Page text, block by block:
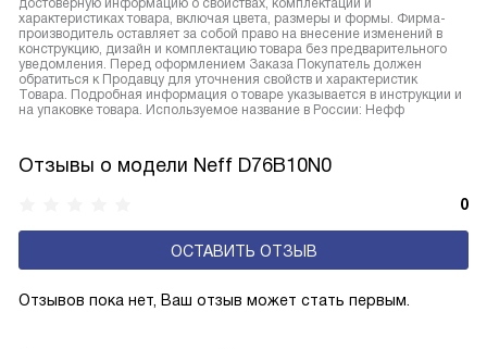
достоверную информацию о свойствах, комплектации и
характеристиках товара, включая цвета, размеры и формы. Фирма-
производитель оставляет за собой право на внесение изменений в
конструкцию, дизайн и комплектацию товара без предварительного
уведомления. Перед оформлением Заказа Покупатель должен
обратиться к Продавцу для уточнения свойств и характеристик
Товара. Подробная информация о товаре указывается в инструкции и
на упаковке товара. Используемое название в России: Нефф
Отзывы о модели Neff D76B10N0
0
ОСТАВИТЬ ОТЗЫВ
Отзывов пока нет, Ваш отзыв может стать первым.